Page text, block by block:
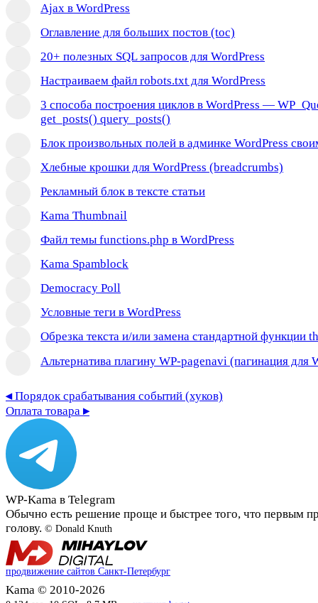
Ajax в WordPress
Оглавление для больших постов (toc)
20+ полезных SQL запросов для WordPress
Настраиваем файл robots.txt для WordPress
3 способа построения циклов в WordPress —
get_posts() query_posts()
Блок произвольных полей в админке WordPress
Хлебные крошки для WordPress (breadcrumbs)
Рекламный блок в тексте статьи
Kama Thumbnail
Файл темы functions.php в WordPress
Kama Spamblock
Democracy Poll
Условные теги в WordPress
Обрезка текста и/или замена стандартной функции
Альтернатива плагину WP-pagenavi (пагинация для
◂Порядок срабатывания событий (хуков)
Оплата товара ▸
WP-Kama в Telegram
Обычно есть решение проще и быстрее того, что первым
голову. © Donald Knuth
продвижение сайтов Санкт-Петербург
Kama © 2010-2026